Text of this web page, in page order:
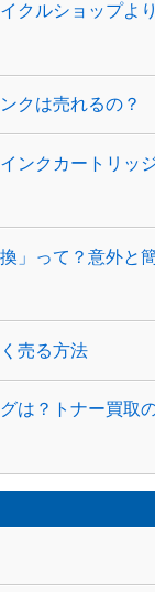
クルショップよ
クは売れるの？
ンクカートリッ
」って？意外と
売る方法
は？トナー買取